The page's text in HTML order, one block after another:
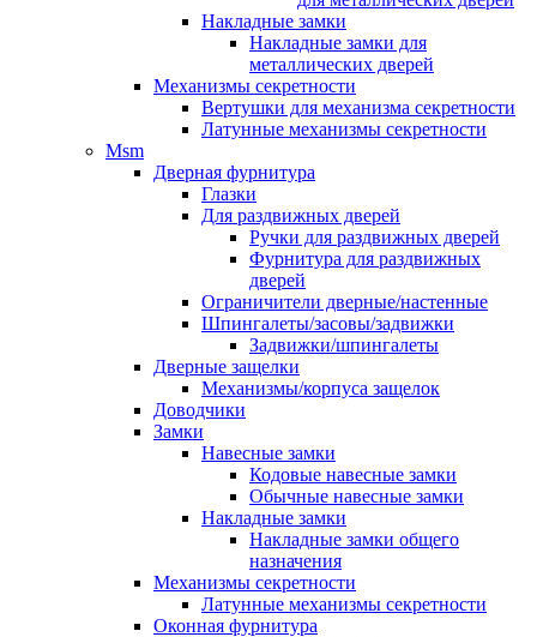
Накладные замки
Накладные замки для
металлических дверей
Механизмы секретности
Вертушки для механизма секретности
Латунные механизмы секретности
Msm
Дверная фурнитура
Глазки
Для раздвижных дверей
Ручки для раздвижных дверей
Фурнитура для раздвижных
дверей
Ограничители дверные/настенные
Шпингалеты/засовы/задвижки
Задвижки/шпингалеты
Дверные защелки
Механизмы/корпуса защелок
Доводчики
Замки
Навесные замки
Кодовые навесные замки
Обычные навесные замки
Накладные замки
Накладные замки общего
назначения
Механизмы секретности
Латунные механизмы секретности
Оконная фурнитура